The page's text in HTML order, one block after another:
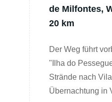
de Milfontes,
20 km
Der Weg führt
"Ilha do
Strände nach
Übernachtung in